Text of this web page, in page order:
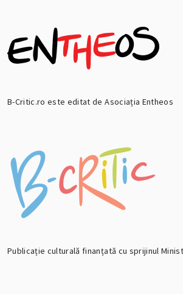
B-Critic.ro este editat de Asociația Entheos
Publicație culturală finanțată cu sprijinul